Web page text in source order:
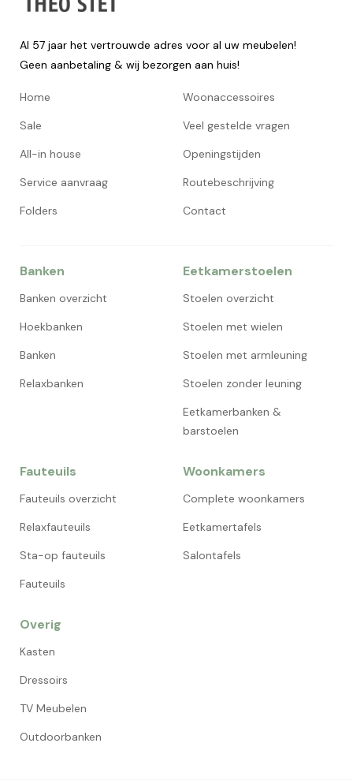
Al 57 jaar het vertrouwde adres voor al uw meubelen!
Geen aanbetaling & wij bezorgen aan huis!
Home
Sale
All-in house
Service aanvraag
Folders
Woonaccessoires
Veel gestelde vragen
Openingstijden
Routebeschrijving
Contact
Banken
Banken overzicht
Hoekbanken
Banken
Relaxbanken
Eetkamerstoelen
Stoelen overzicht
Stoelen met wielen
Stoelen met armleuning
Stoelen zonder leuning
Eetkamerbanken &
barstoelen
Fauteuils
Fauteuils overzicht
Relaxfauteuils
Sta-op fauteuils
Fauteuils
Woonkamers
Complete woonkamers
Eetkamertafels
Salontafels
Overig
Kasten
Dressoirs
TV Meubelen
Outdoorbanken